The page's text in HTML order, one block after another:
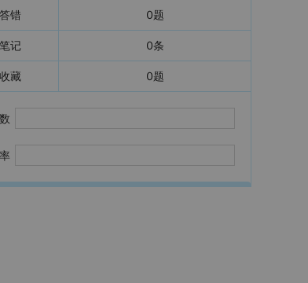
答错 0题
笔记 0条
收藏 0题